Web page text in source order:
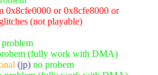
0x8cfe0000 or 0x8cfe8000 or
(not playable)
problem
(fully work with DMA)
(jp) no probem